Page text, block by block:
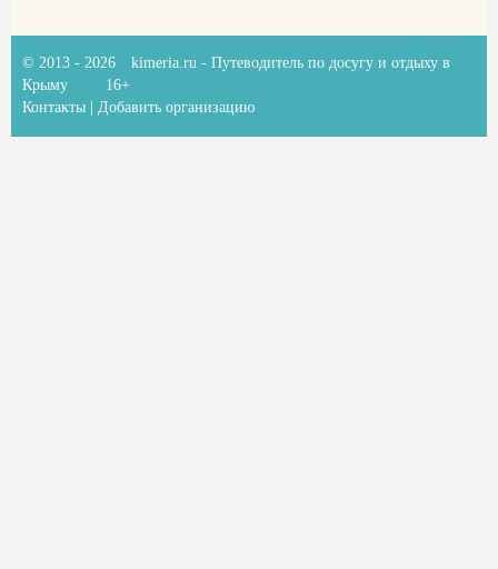
© 2013 - 2026 kimeria.ru - Путеводитель по досугу и отдыху в
Крыму
16+
Контакты
Добавить организацию